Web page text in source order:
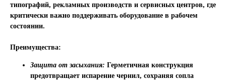
типографий, рекламных производств и сервисных центров, где
критически важно поддерживать оборудование в рабочем
состоянии.
Преимущества:
Защита от засыхания: Герметичная конструкция
предотвращает испарение чернил, сохраняя сопла